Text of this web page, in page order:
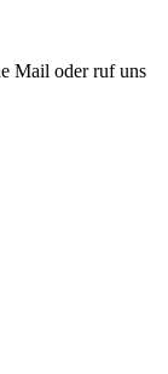
Mail oder ruf uns